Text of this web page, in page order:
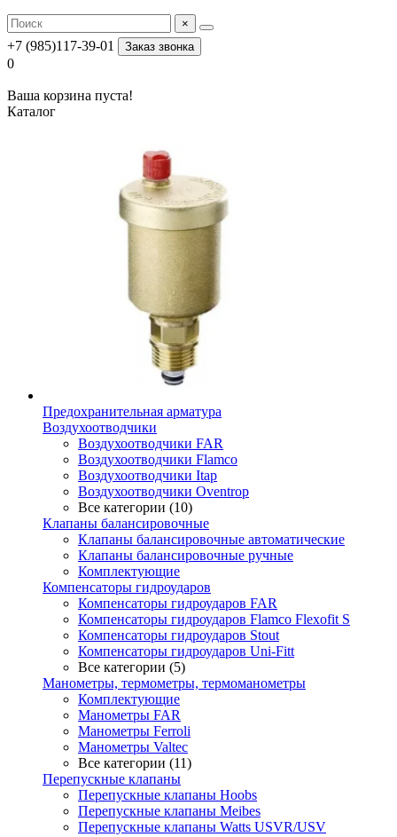
×
+7 (985)117-39-01 Заказ звонка
0
Ваша корзина пуста!
Каталог
Предохранительная арматура
Воздухоотводчики
Воздухоотводчики FAR
Воздухоотводчики Flamco
Воздухоотводчики Itap
Воздухоотводчики Oventrop
Все категории (10)
Клапаны балансировочные
Клапаны балансировочные автоматические
Клапаны балансировочные ручные
Комплектующие
Компенсаторы гидроударов
Компенсаторы гидроударов FAR
Компенсаторы гидроударов Flamco Flexofit S
Компенсаторы гидроударов Stout
Компенсаторы гидроударов Uni-Fitt
Все категории (5)
Манометры, термометры, термоманометры
Комплектующие
Манометры FAR
Манометры Ferroli
Манометры Valtec
Все категории (11)
Перепускные клапаны
Перепускные клапаны Hoobs
Перепускные клапаны Meibes
Перепускные клапаны Watts USVR/USV